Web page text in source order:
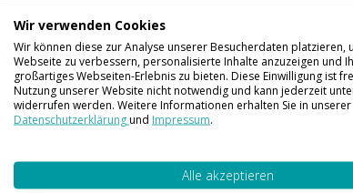
Wir liefern Ihnen Ihre Ware.
Gründen nicht möglich.
Kontaktieren Sie uns
01 23 06 03 888
info@transpak.at
Wir verwenden Cookies
Wir können diese zur Analyse unserer Besucherdaten platzieren,
Webseite zu verbessern, personalisierte Inhalte anzuzeigen und
großartiges Webseiten-Erlebnis zu bieten. Diese Einwilligung ist
Nutzung unserer Website nicht notwendig und kann jederzeit
widerrufen werden. Weitere Informationen erhalten Sie in unserer
Datenschutzerklärungund Impressum.
Alle akzeptieren